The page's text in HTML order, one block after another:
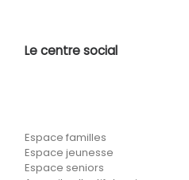
Le centre social
Espace familles
Espace jeunesse
Espace seniors